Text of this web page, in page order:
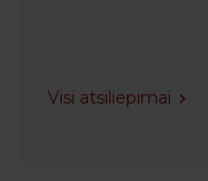
Visi atsiliepimai